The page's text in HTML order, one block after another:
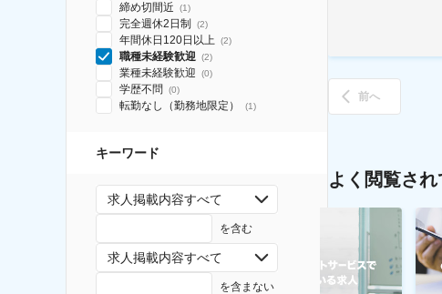
締め切間近 (1)
完全週休2日制 (2)
年間休日120日以上 (2)
職種未経験歓迎 (2)
業種未経験歓迎 (0)
学歴不問 (0)
転勤なし（勤務地限定） (1)
キーワード
求人掲載内容すべて
を含む
求人掲載内容すべて
を含まない
前へ
よく閲覧さ